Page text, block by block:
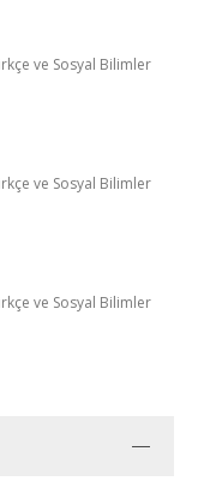
ve Sosyal Bilimler
ve Sosyal Bilimler
ve Sosyal Bilimler